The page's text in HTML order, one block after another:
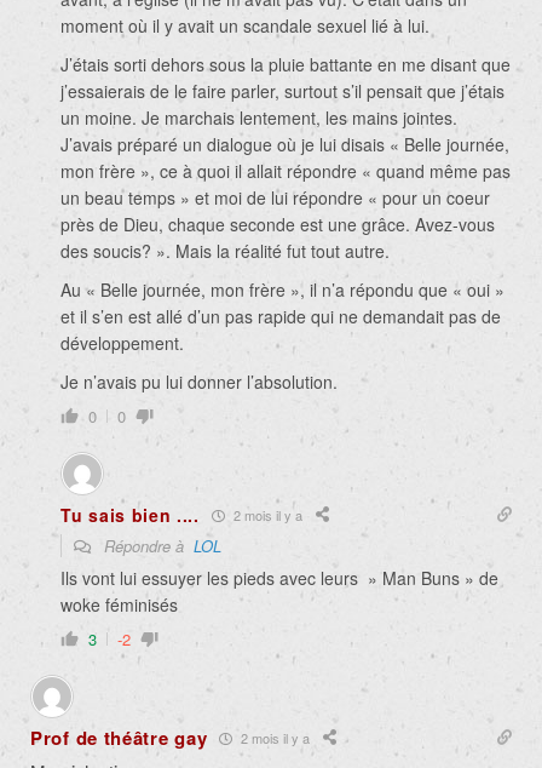
moment où il y avait un scandale sexuel lié à lui.
J’étais sorti dehors sous la pluie battante en me disant que
j’essaierais de le faire parler, surtout s’il pensait que j’étais
un moine. Je marchais lentement, les mains jointes.
J’avais préparé un dialogue où je lui disais « Belle journée,
mon frère », ce à quoi il allait répondre « quand même pas
un beau temps » et moi de lui répondre « pour un coeur
près de Dieu, chaque seconde est une grâce. Avez-vous
des soucis? ». Mais la réalité fut tout autre.
Au « Belle journée, mon frère », il n’a répondu que « oui »
et il s’en est allé d’un pas rapide qui ne demandait pas de
développement.
Je n’avais pu lui donner l’absolution.
0 0
Tu sais bien .... 2 mois il y a
Répondre à LOL
Ils vont lui essuyer les pieds avec leurs » Man Buns » de
woke féminisés
3 -2
Prof de théâtre gay 2 mois il y a